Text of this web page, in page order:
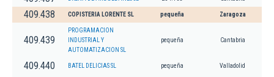
409.438 COPISTERIA LORENTE SL pequeña Zaragoza
409.439
PROGRAMACION
INDUSTRIAL Y
AUTOMATIZACION SL
pequeña Cantabria
409.440 BATEL DELICIAS SL pequeña Valladolid